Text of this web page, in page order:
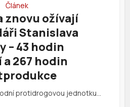
Článek
znovu ožívají
Stanislava
– 43 hodin
267 hodin
protidrogovou jednotku…